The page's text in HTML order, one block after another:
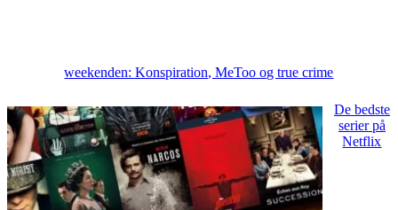
weekenden: Konspiration, MeToo og true crime
De bedste
serier på
Netflix